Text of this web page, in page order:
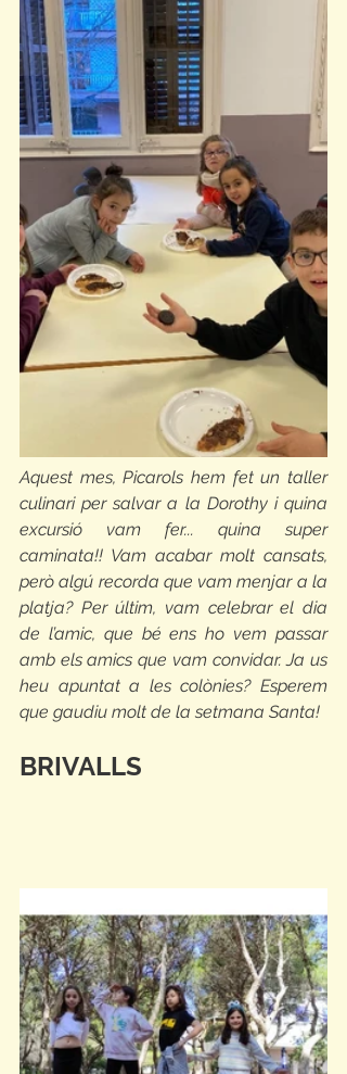
Aquest mes, Picarols hem fet un taller
culinari per salvar a la Dorothy i quina
excursió vam fer... quina super
caminata!! Vam acabar molt cansats,
però algú recorda que vam menjar a la
platja? Per últim, vam celebrar el dia
de l’amic, que bé ens ho vem passar
amb els amics que vam convidar. Ja us
heu apuntat a les colònies? Esperem
que gaudiu molt de la setmana Santa!
BRIVALLS